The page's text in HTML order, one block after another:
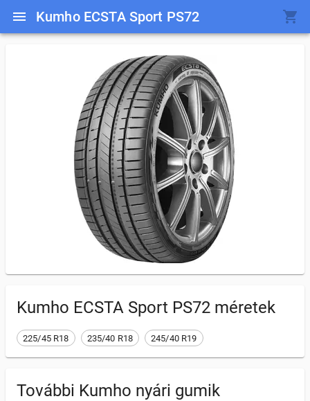
Kumho ECSTA Sport PS72
Kumho ECSTA Sport PS72 méretek
225/45 R18 235/40 R18 245/40 R19
További Kumho nyári gumik